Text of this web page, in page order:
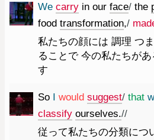
We carry in our face/ the
food transformation,/
私たちの顔には 調理 つ
ることで 今の私たちが
す
So I would suggest/ that
classify ourselves.//
従って私たちの分類につ